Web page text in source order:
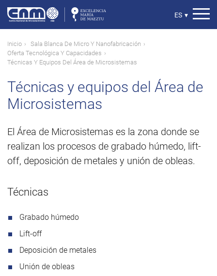
contenido
principal
Select
ES ▾
Ruta
de
navegación
Inicio
Sala Blanca De Micro Y Nanofabricación
Oferta Tecnológica Y Capacidades
Técnicas Y Equipos Del Área de Microsistemas
Técnicas y equipos del Área de
Microsistemas
El Área de Microsistemas es la zona donde se
realizan los procesos de grabado húmedo, lift-
off, deposición de metales y unión de obleas.
Técnicas
Grabado húmedo
Lift-off
Deposición de metales
Unión de obleas